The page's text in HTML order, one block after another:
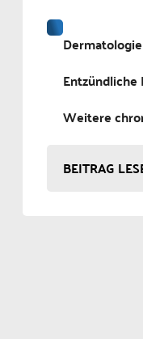
Dermatologie
Weitere
BEITRAG